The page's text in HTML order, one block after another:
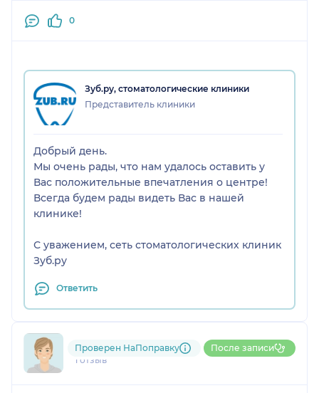
0
Зуб.ру, стоматологические клиники
Представитель клиники
Добрый день.
Мы очень рады, что нам удалось оставить у
Вас положительные впечатления о центре!
Всегда будем рады видеть Вас в нашей
клинике!
С уважением, сеть стоматологических клиник
Зуб.ру
Ответить
Ольга
1 отзыв
Проверен НаПоправку После записи